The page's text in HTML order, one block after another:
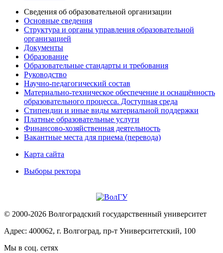
Сведения об образовательной организации
Основные сведения
Структура и органы управления образовательной
организацией
Документы
Образование
Образовательные стандарты и требования
Руководство
Научно-педагогический состав
Материально-техническое обеспечение и оснащённость
образовательного процесса. Доступная среда
Стипендии и иные виды материальной поддержки
Платные образовательные услуги
Финансово-хозяйственная деятельность
Вакантные места для приема (перевода)
Карта сайта
Выборы ректора
© 2000-2026 Волгоградский государственный университет
Адрес: 400062, г. Волгоград, пр-т Университетский, 100
Мы в соц. сетях